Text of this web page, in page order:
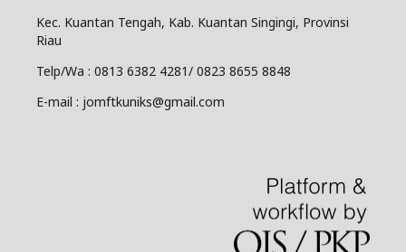
Kec. Kuantan Tengah, Kab. Kuantan Singingi, Provinsi
Riau
Telp/Wa : 0813 6382 4281/ 0823 8655 8848
E-mail : jomftkuniks@gmail.com